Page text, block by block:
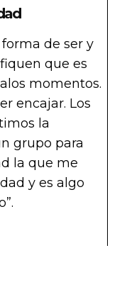
de ser y
que es
momentos.
encajar. Los
la
grupo para
la que me
y es algo